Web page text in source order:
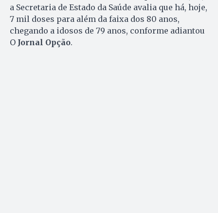
a Secretaria de Estado da Saúde avalia que há, hoje,
7 mil doses para além da faixa dos 80 anos,
chegando a idosos de 79 anos, conforme adiantou
O Jornal Opção.